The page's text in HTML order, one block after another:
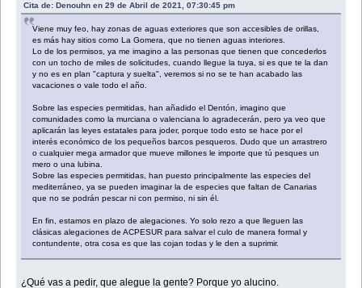
Cita de: Denouhn en 29 de Abril de 2021, 07:30:45 pm
Viene muy feo, hay zonas de aguas exteriores que son accesibles de orillas,
es más hay sitios como La Gomera, que no tienen aguas interiores.
Lo de los permisos, ya me imagino a las personas que tienen que concederlos
con un tocho de miles de solicitudes, cuando llegue la tuya, si es que te la dan
y no es en plan "captura y suelta", veremos si no se te han acabado las
vacaciones o vale todo el año.
Sobre las especies permitidas, han añadido el Dentón, imagino que
comunidades como la murciana o valenciana lo agradecerán, pero ya veo que
aplicarán las leyes estatales para joder, porque todo esto se hace por el
interés económico de los pequeños barcos pesqueros. Dudo que un arrastrero
o cualquier mega armador que mueve millones le importe que tú pesques un
mero o una lubina.
Sobre las especies permitidas, han puesto principalmente las especies del
mediterráneo, ya se pueden imaginar la de especies que faltan de Canarias
que no se podrán pescar ni con permiso, ni sin él.
En fin, estamos en plazo de alegaciones. Yo solo rezo a que lleguen las
clásicas alegaciones de ACPESUR para salvar el culo de manera formal y
contundente, otra cosa es que las cojan todas y le den a suprimir.
¿Qué vas a pedir, que alegue la gente? Porque yo alucino.